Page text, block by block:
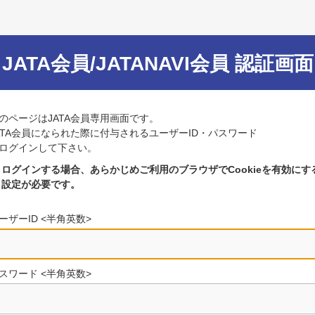
JATA会員/JATANAVI会員 認証画面
ページはJATA会員専用画面です。
会員になられた際に付与されるユーザーID・パスワード
グインして下さい。
ログインする場合、あらかじめご利用のブラウザでCookieを有効にす
設定が必要です。
ザーID <半角英数>
ワード <半角英数>